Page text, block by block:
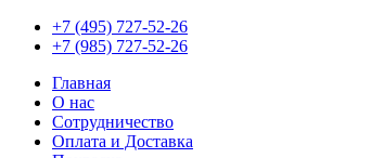
+7 (495) 727-52-26
+7 (985) 727-52-26
Главная
О нас
Сотрудничество
Оплата и Доставка